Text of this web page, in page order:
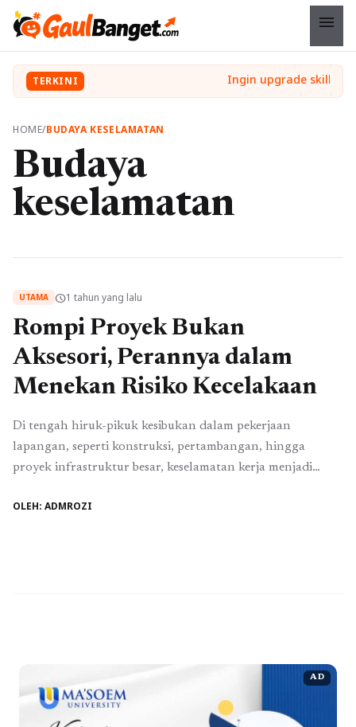
menu
TERKINI
HOME/BUDAYA KESELAMATAN
Budaya
keselamatan
UTAMA schedule1 tahun yang lalu
Rompi Proyek Bukan
Aksesori, Perannya dalam
Menekan Risiko Kecelakaan
Di tengah hiruk-pikuk kesibukan dalam pekerjaan
lapangan, seperti konstruksi, pertambangan, hingga
proyek infrastruktur besar, keselamatan kerja menjadi
resiko bisa membawa dampak besar jika aspek keamanan
OLEH: ADMROZI
AD